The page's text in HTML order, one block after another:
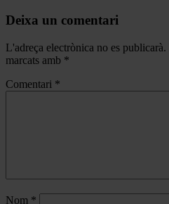
Deixa un comentari
L'adreça electrònica no es publicarà.
marcats amb *
Comentari *
Nom *